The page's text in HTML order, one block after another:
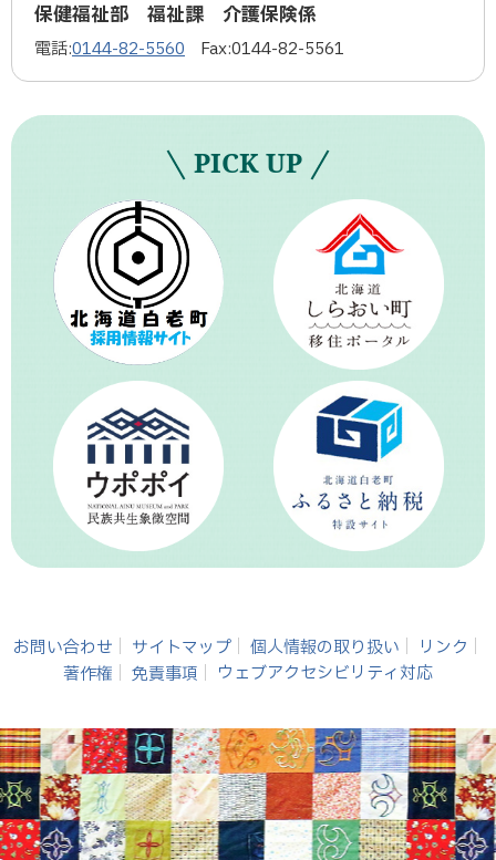
保健福祉部 福祉課 介護保険係
電話:0144-82-5560 Fax:0144-82-5561
PICK UP
お問い合わせ サイトマップ 個人情報の取り扱い
リンク
著作権
免責事項 ウェブアクセシビリティ対応